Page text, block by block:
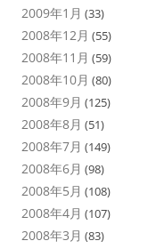
2009年1月 (33)
2008年12月 (55)
2008年11月 (59)
2008年10月 (80)
2008年9月 (125)
2008年8月 (51)
2008年7月 (149)
2008年6月 (98)
2008年5月 (108)
2008年4月 (107)
2008年3月 (83)